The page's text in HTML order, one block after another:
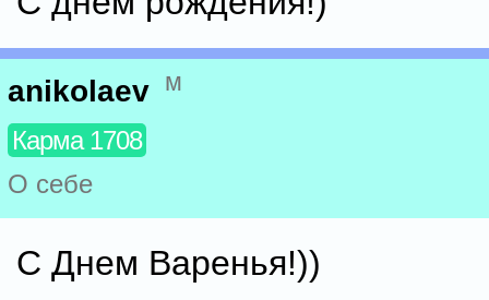
anikolaev м
Карма 1708
О себе
С Днем Варенья!))